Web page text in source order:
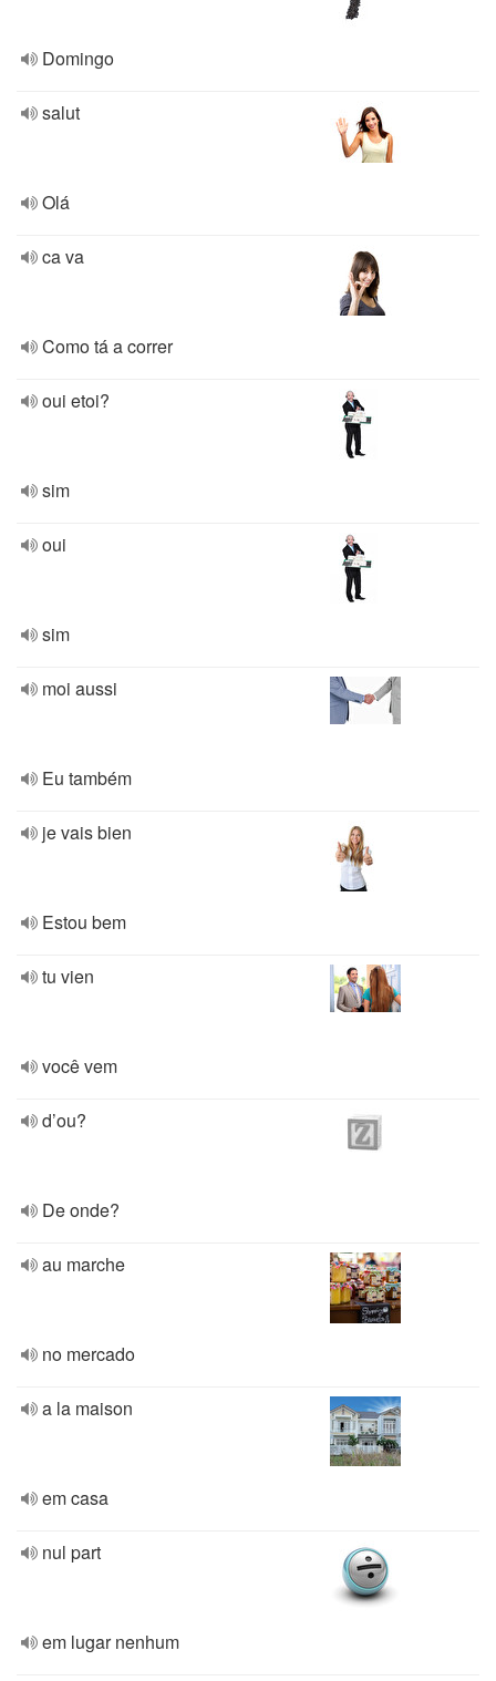
Domingo
salut
Olá
ca va
Como tá a correr
oui etoi?
sim
oui
sim
moi aussi
Eu também
je vais bien
Estou bem
tu vien
você vem
d’ou?
De onde?
au marche
no mercado
a la maison
em casa
nul part
em lugar nenhum